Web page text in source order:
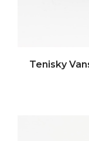
Tenisky